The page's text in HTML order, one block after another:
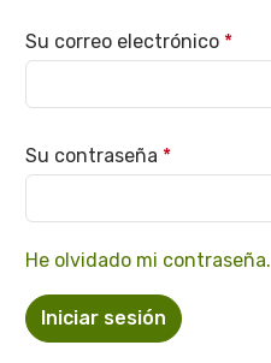
Su correo electrónico *
Su contraseña *
He olvidado mi contraseña.
Iniciar sesión